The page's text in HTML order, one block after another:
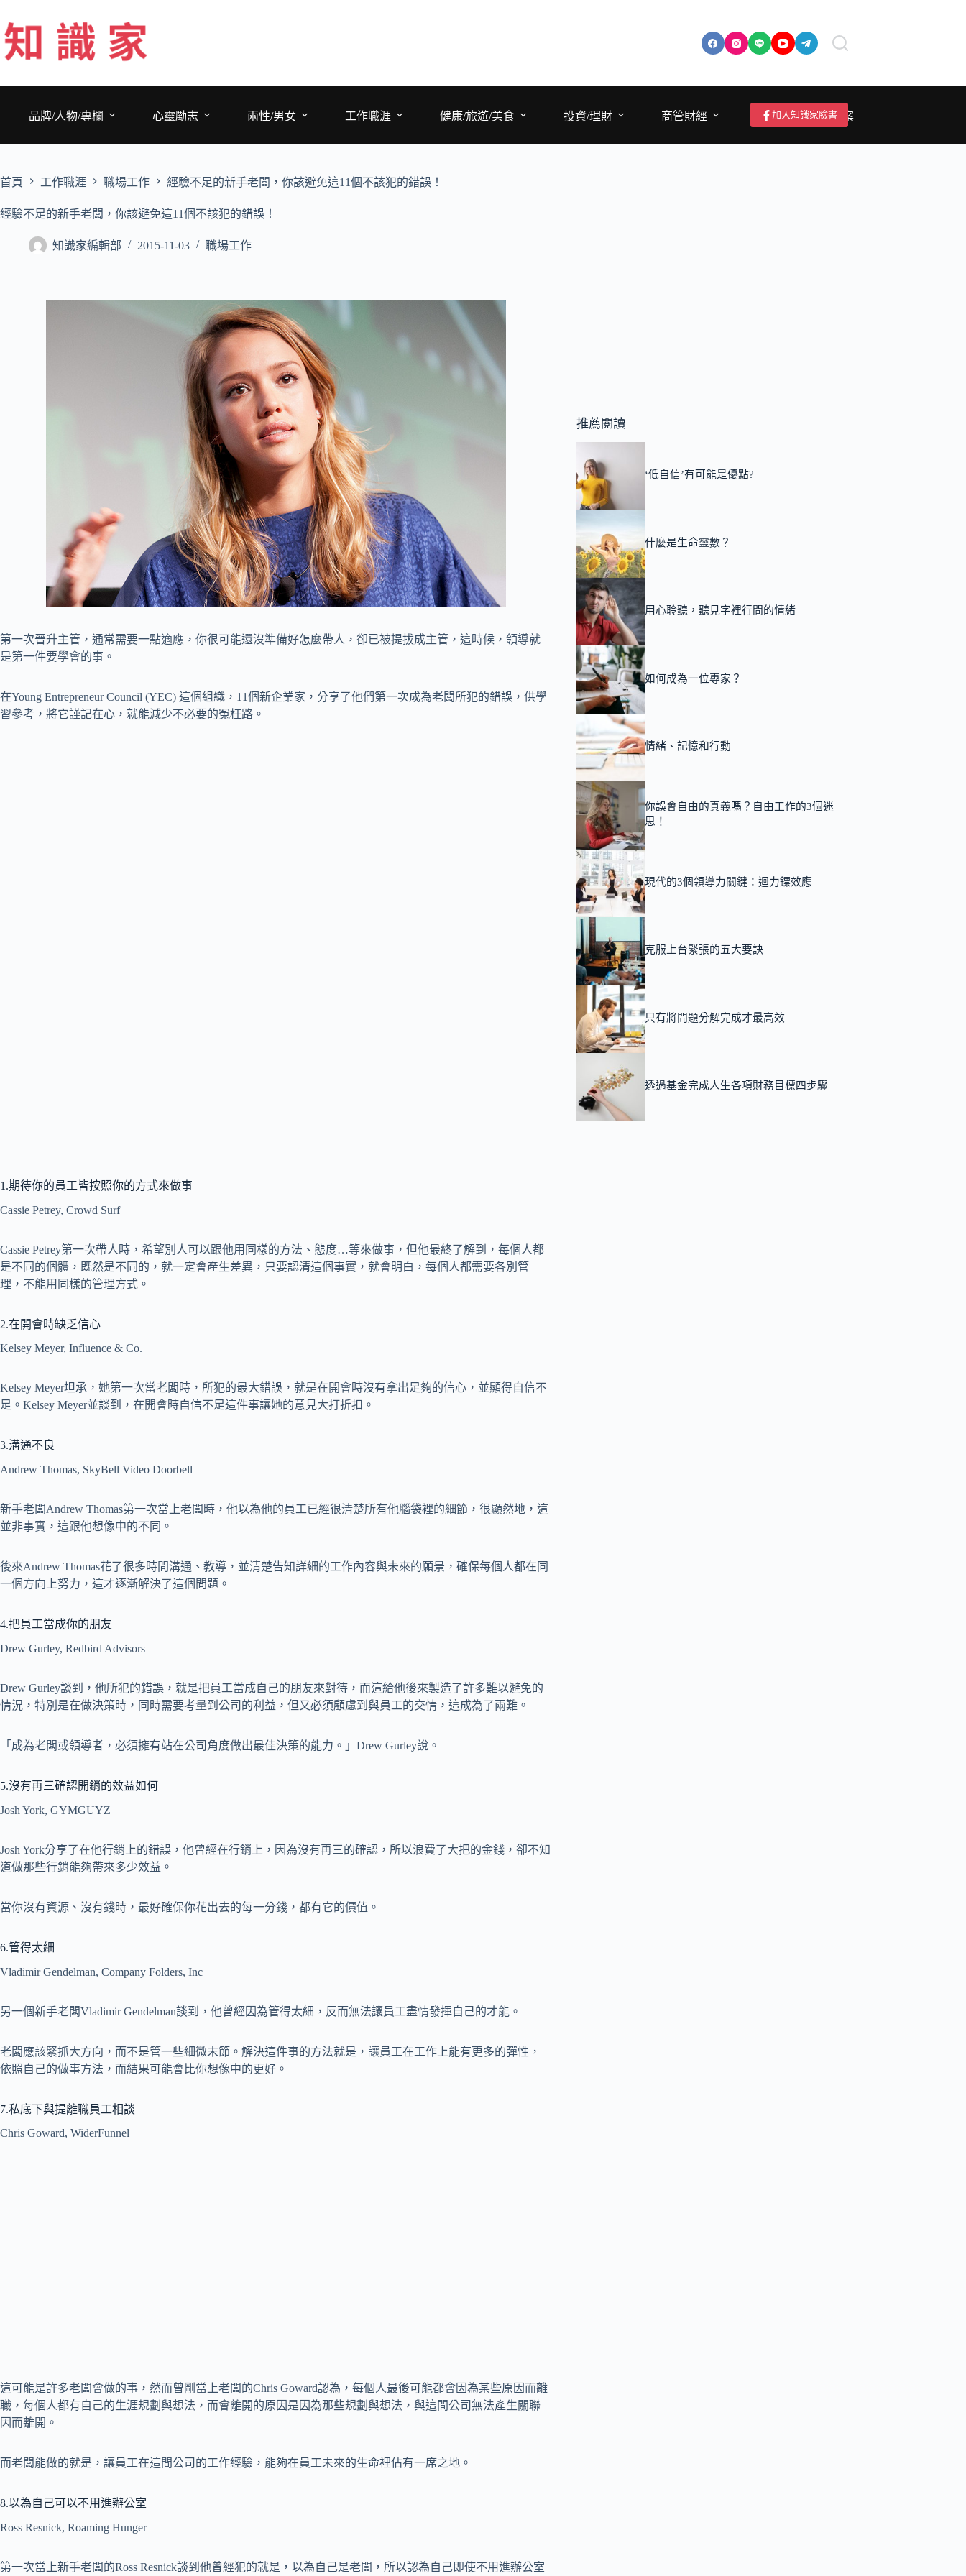
至
主
要
品牌/人物/專欄
心靈勵志 兩性/男女 工作職涯 健康/旅遊/美食 投資/理財 商管財經 成為作者/投稿/提案
加入知識家臉書
首頁 工作職涯 職場工作 經驗不足的新手老闆，你該避免這11個不該犯的錯誤！
經驗不足的新手老闆，你該避免這11個不該犯的錯誤！
知識家編輯部 2015-11-03 職場工作
第一次晉升主管，通常需要一點適應，你很可能還沒準備好怎麼帶人，卻已被提拔成主管，這時候，領導就
是第一件要學會的事。
在Young Entrepreneur Council (YEC) 這個組織，11個新企業家，分享了他們第一次成為老闆所犯的錯誤，供學
習參考，將它謹記在心，就能減少不必要的冤枉路。
1.期待你的員工皆按照你的方式來做事
Cassie Petrey, Crowd Surf
Cassie Petrey第一次帶人時，希望別人可以跟他用同樣的方法、態度…等來做事，但他最終了解到，每個人都
是不同的個體，既然是不同的，就一定會產生差異，只要認清這個事實，就會明白，每個人都需要各別管
理，不能用同樣的管理方式。
2.在開會時缺乏信心
Kelsey Meyer, Influence & Co.
Kelsey Meyer坦承，她第一次當老闆時，所犯的最大錯誤，就是在開會時沒有拿出足夠的信心，並顯得自信不
足。Kelsey Meyer並談到，在開會時自信不足這件事讓她的意見大打折扣。
3.溝通不良
Andrew Thomas, SkyBell Video Doorbell
新手老闆Andrew Thomas第一次當上老闆時，他以為他的員工已經很清楚所有他腦袋裡的細節，很顯然地，這
並非事實，這跟他想像中的不同。
後來Andrew Thomas花了很多時間溝通、教導，並清楚告知詳細的工作內容與未來的願景，確保每個人都在同
一個方向上努力，這才逐漸解決了這個問題。
4.把員工當成你的朋友
Drew Gurley, Redbird Advisors
Drew Gurley談到，他所犯的錯誤，就是把員工當成自己的朋友來對待，而這給他後來製造了許多難以避免的
情況，特別是在做決策時，同時需要考量到公司的利益，但又必須顧慮到與員工的交情，這成為了兩難。
「成為老闆或領導者，必須擁有站在公司角度做出最佳決策的能力。」Drew Gurley說。
5.沒有再三確認開銷的效益如何
Josh York, GYMGUYZ
Josh York分享了在他行銷上的錯誤，他曾經在行銷上，因為沒有再三的確認，所以浪費了大把的金錢，卻不知
道做那些行銷能夠帶來多少效益。
當你沒有資源、沒有錢時，最好確保你花出去的每一分錢，都有它的價值。
6.管得太細
Vladimir Gendelman, Company Folders, Inc
另一個新手老闆Vladimir Gendelman談到，他曾經因為管得太細，反而無法讓員工盡情發揮自己的才能。
老闆應該緊抓大方向，而不是管一些細微末節。解決這件事的方法就是，讓員工在工作上能有更多的彈性，
依照自己的做事方法，而結果可能會比你想像中的更好。
7.私底下與提離職員工相談
Chris Goward, WiderFunnel
這可能是許多老闆會做的事，然而曾剛當上老闆的Chris Goward認為，每個人最後可能都會因為某些原因而離
職，每個人都有自己的生涯規劃與想法，而會離開的原因是因為那些規劃與想法，與這間公司無法產生關聯
因而離開。
而老闆能做的就是，讓員工在這間公司的工作經驗，能夠在員工未來的生命裡佔有一席之地。
8.以為自己可以不用進辦公室
Ross Resnick, Roaming Hunger
第一次當上新手老闆的Ross Resnick談到他曾經犯的就是，以為自己是老闆，所以認為自己即使不用進辦公室
推薦閱讀
‘低自信’有可能是優點?
什麼是生命靈數？
用心聆聽，聽見字裡行間的情緒
如何成為一位專家？
情緒、記憶和行動
你誤會自由的真義嗎？自由工作的3個迷
思！
現代的3個領導力關鍵：迴力鏢效應
克服上台緊張的五大要訣
只有將問題分解完成才最高效
透過基金完成人生各項財務目標四步驟